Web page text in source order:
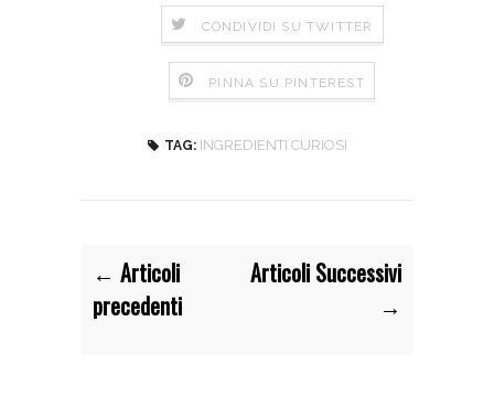
CONDIVIDI SU TWITTER
PINNA SU PINTEREST
TAG: INGREDIENTI CURIOSI
← Articoli
precedenti
Articoli Successivi
→